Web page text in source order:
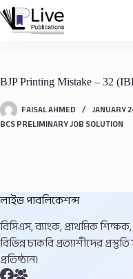
Skip
to
content
BJP Printing Mistake – 32
FAISAL AHMED
JANUARY
BCS PRELIMINARY JOB SOLUTION
লাইভ পাবলিকেশন্স
বিসিএস, ব্যাংক, প্রাথমিক
বিভিন্ন চাকরি প্রত্যাশীদের
প্রতিষ্ঠান।